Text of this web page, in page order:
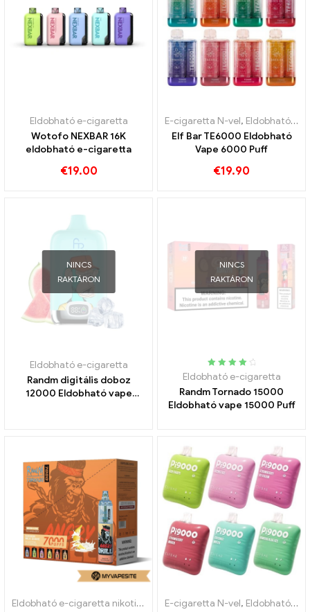
Eldobható e-cigaretta
Wotofo NEXBAR 16K
eldobható e-cigaretta
€19.00
E-cigaretta N-vel, Eldobható e-cigaretta
Elf Bar TE6000 Eldobható
Vape 6000 Puff
€19.90
NINCS
RAKTÁRON
Eldobható e-cigaretta
Randm digitális doboz
12000 Eldobható vape
NINCS
RAKTÁRON
Névleges
5
Eldobható e-cigaretta
Randm Tornado 15000
Eldobható vape 15000 Puff
Eldobható e-cigaretta nikotinnal Eldobható e-cigaretta,N-t
E-cigaretta N-vel, Eldobható e-cigaretta